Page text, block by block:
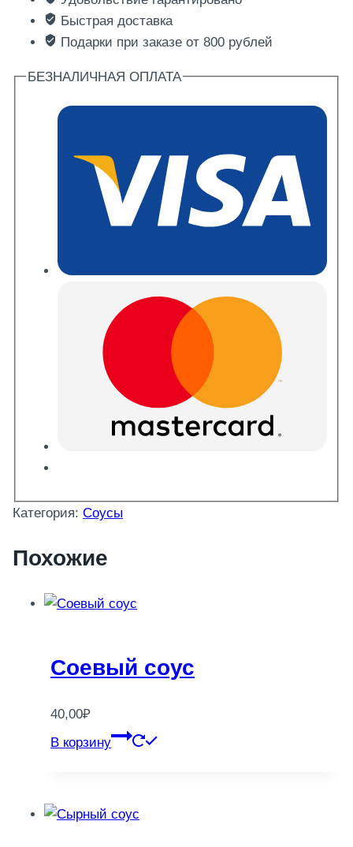
Быстрая доставка
Подарки при заказе от 800 рублей
БЕЗНАЛИЧНАЯ ОПЛАТА
Категория: Соусы
Похожие
Соевый соус
40,00₽
В корзину